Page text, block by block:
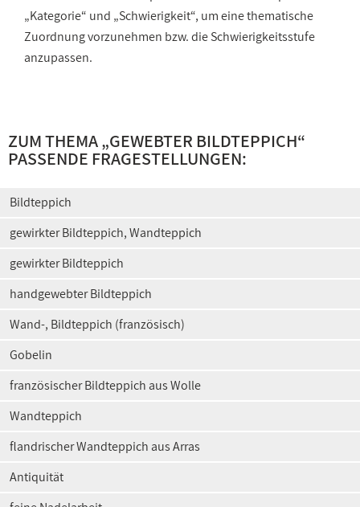
„Kategorie“ und „Schwierigkeit“, um eine thematische
Zuordnung vorzunehmen bzw. die Schwierigkeitsstufe
anzupassen.
ZUM THEMA „GEWEBTER BILDTEPPICH“
PASSENDE FRAGESTELLUNGEN:
Bildteppich
gewirkter Bildteppich, Wandteppich
gewirkter Bildteppich
handgewebter Bildteppich
Wand-, Bildteppich (französisch)
Gobelin
französischer Bildteppich aus Wolle
Wandteppich
flandrischer Wandteppich aus Arras
Antiquität